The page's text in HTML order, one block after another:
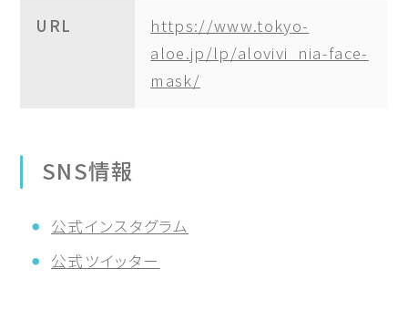
URL
https://www.tokyo-
aloe.jp/lp/alovivi_nia-face-
mask/
SNS情報
公式インスタグラム
公式ツイッター